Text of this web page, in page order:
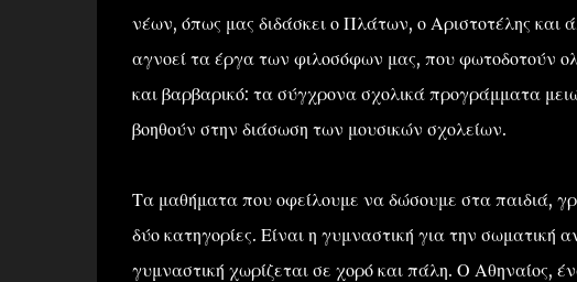
νέων, όπως μας διδάσκει ο Πλάτων, ο Αριστοτέλης και
αγνοεί τα έργα των φιλοσόφων μας, που φωτοδοτούν
και βαρβαρικό: τα σύγχρονα σχολικά προγράμματα
βοηθούν στην διάσωση των μουσικών σχολείων.
Τα μαθήματα που οφείλουμε να δώσουμε στα παιδιά,
δύο κατηγορίες. Είναι η γυμναστική για την σωματική
γυμναστική χωρίζεται σε χορό και πάλη. Ο Αθηναίος,